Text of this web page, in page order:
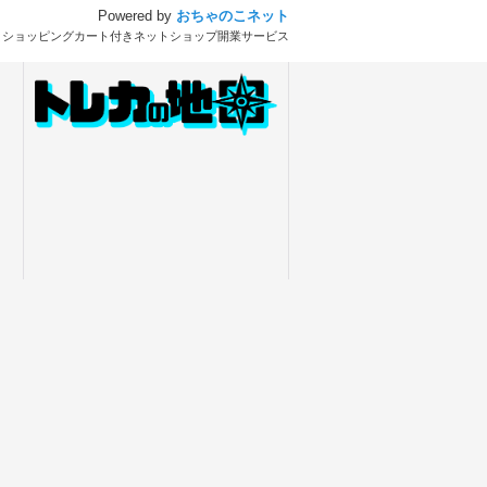
Powered by おちゃのこネット
ョッピングカート付きネットショップ開業サービス